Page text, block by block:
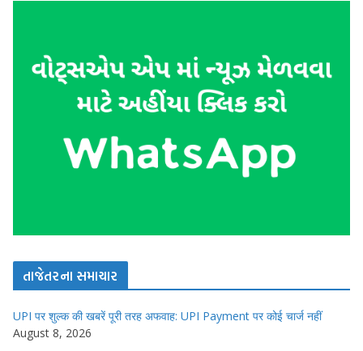
તાજેતરના સમાચાર
UPI पर शुल्क की खबरें पूरी तरह अफवाह: UPI Payment पर कोई चार्ज नहीं
August 8, 2026